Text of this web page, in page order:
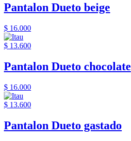
Pantalon Dueto beige
$ 16.000
$ 13.600
Pantalon Dueto chocolate
$ 16.000
$ 13.600
Pantalon Dueto gastado